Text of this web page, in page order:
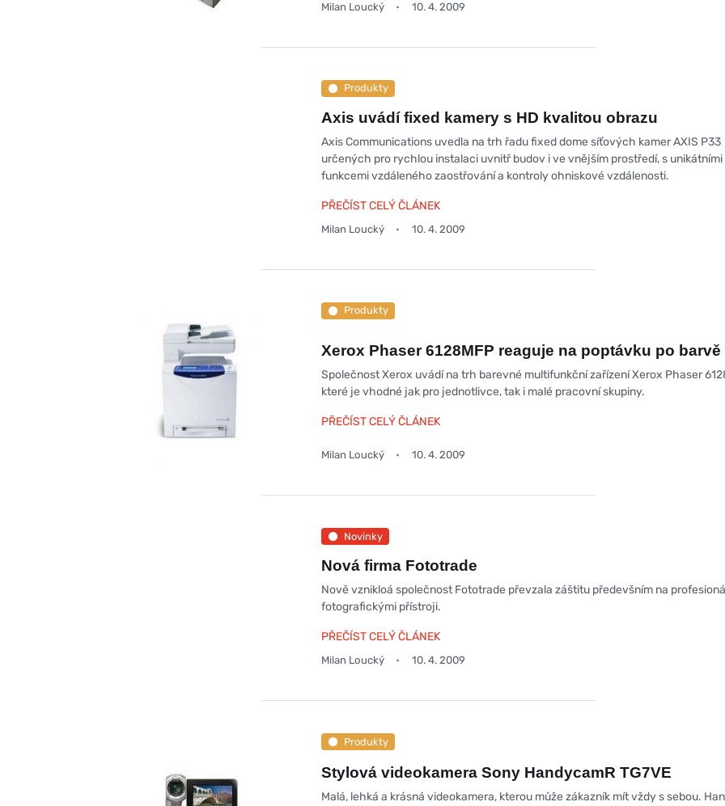
Milan Loucký 10. 4. 2009
Produkty
Axis uvádí fixed kamery s HD kvalitou obrazu
Axis Communications uvedla na trh řadu fixed dome síťových kamer AXIS P33
určených pro rychlou instalaci uvnitř budov i ve vnějším prostředí, s unikátními
funkcemi vzdáleného zaostřování a kontroly ohniskové vzdálenosti.
PŘEČÍST CELÝ ČLÁNEK
Milan Loucký 10. 4. 2009
Produkty
Xerox Phaser 6128MFP reaguje na poptávku po barvě
Společnost Xerox uvádí na trh barevné multifunkční zařízení Xerox Phaser
které je vhodné jak pro jednotlivce, tak i malé pracovní skupiny.
PŘEČÍST CELÝ ČLÁNEK
Milan Loucký 10. 4. 2009
Novinky
Nová firma Fototrade
Nově vznikloá společnost Fototrade převzala záštitu předevšním na
fotografickými přístroji.
PŘEČÍST CELÝ ČLÁNEK
Milan Loucký 10. 4. 2009
Produkty
Stylová videokamera Sony HandycamR TG7VE
Malá, lehká a krásná videokamera, kterou může zákazník mít vždy s sebou.